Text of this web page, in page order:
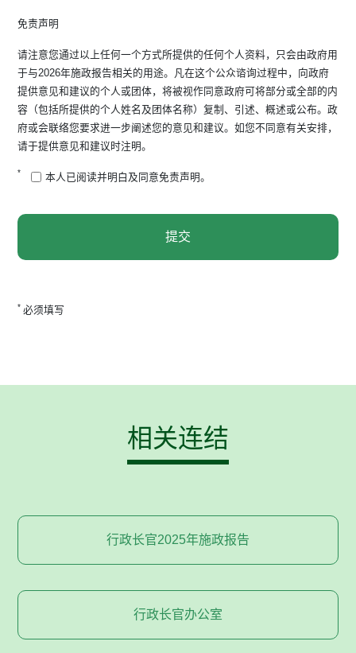
免责声明
请注意您通过以上任何一个方式所提供的任何个人资料，只会由政府用
于与2026年施政报告相关的用途。凡在这个公众谘询过程中，向政府
提供意见和建议的个人或团体，将被视作同意政府可将部分或全部的内
容（包括所提供的个人姓名及团体名称）复制、引述、概述或公布。政
府或会联络您要求进一步阐述您的意见和建议。如您不同意有关安排，
请于提供意见和建议时注明。
* 本人已阅读并明白及同意免责声明。
* 必须填写
相关连结
行政长官2025年施政报告
行政长官办公室